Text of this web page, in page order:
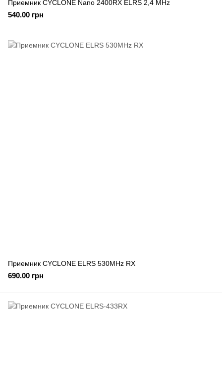
Приемник CYCLONE Nano 2400RX ELRS 2,4 MHz
540.00 грн
Приемник CYCLONE ELRS 530MHz RX
690.00 грн